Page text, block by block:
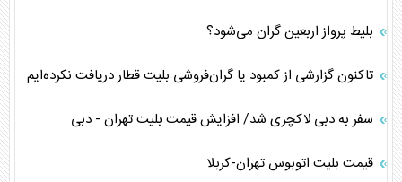
بلیط پرواز اربعین گران می‌شود؟
تاکنون گزارشی از کمبود یا گران‌فروشی بلیت قطار دریافت نکرده‌ایم
سفر به دبی لاکچری شد/ افزایش قیمت بلیت تهران - دبی
قیمت بلیت اتوبوس تهران-کربلا